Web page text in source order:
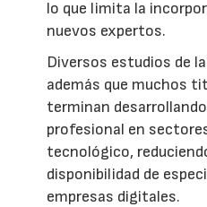
lo que limita la
nuevos expertos.
Diversos estudios de
además que muchos
terminan
profesional en
tecnológico,
disponibilidad de
empresas digitales.